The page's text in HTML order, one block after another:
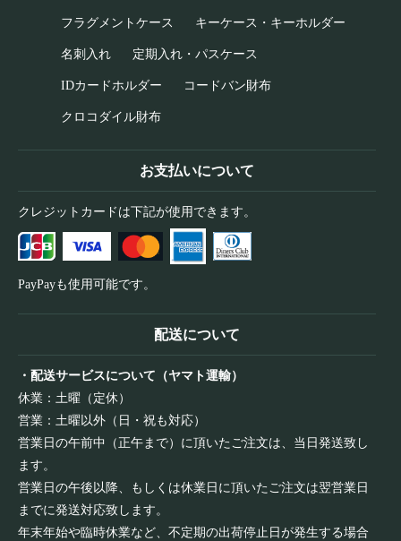
フラグメントケース キーケース・キーホルダー
名刺入れ 定期入れ・パスケース
IDカードホルダー コードバン財布
クロコダイル財布
お支払いについて
クレジットカードは下記が使用できます。
PayPayも使用可能です。
配送について
・配送サービスについて（ヤマト運輸）
休業：土曜（定休）
営業：土曜以外（日・祝も対応）
営業日の午前中（正午まで）に頂いたご注文は、当日発送致し
ます。
営業日の午後以降、もしくは休業日に頂いたご注文は翌営業日
までに発送対応致します。
年末年始や臨時休業など、不定期の出荷停止日が発生する場合